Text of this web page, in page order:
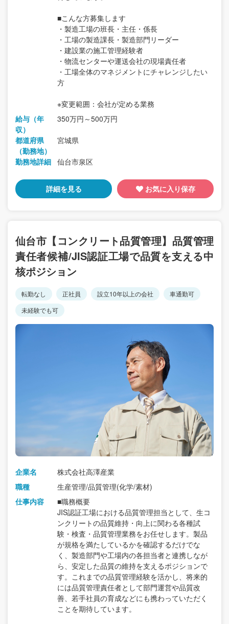
■こんな方募集します
・製造工場の班長・主任・係長
・工場の製造課長・製造部門リーダー
・建設業の施工管理経験者
・物流センターや運送会社の現場責任者
・工場全体のマネジメントにチャレンジしたい
方
※変更範囲：会社が定める業務
給与（年
収）
350万円～500万円
都道府県
（勤務地）
宮城県
勤務地詳細 仙台市泉区
詳細を見る お気に入り保存
仙台市【コンクリート品質管理】品質管理
責任者候補/JIS認証工場で品質を支える中
核ポジション
転勤なし 正社員 設立10年以上の会社
車通勤可
未経験でも可
企業名
株式会社高澤産業
職種
生産管理/品質管理(化学/素材)
仕事内容
■職務概要
JIS認証工場における品質管理担当として、生コ
ンクリートの品質維持・向上に関わる各種試
験・検査・品質管理業務をお任せします。製品
が規格を満たしているかを確認するだけでな
く、製造部門や工場内の各担当者と連携しなが
ら、安定した品質の維持を支えるポジションで
す。これまでの品質管理経験を活かし、将来的
には品質管理責任者として部門運営や品質改
善、若手社員の育成などにも携わっていただく
ことを期待しています。